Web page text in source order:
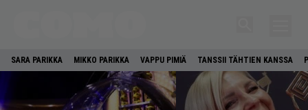
SARA PARIKKA MIKKO PARIKKA VAPPU PIMIÄ TANSSII TÄHTIEN KANSSA